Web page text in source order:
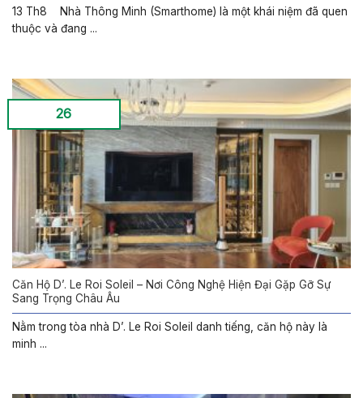
13 Th8 Nhà Thông Minh (Smarthome) là một khái niệm đã quen
thuộc và đang ...
Căn Hộ D’. Le Roi Soleil – Nơi Công Nghệ Hiện Đại Gặp Gỡ Sự
Sang Trọng Châu Âu
Nằm trong tòa nhà D’. Le Roi Soleil danh tiếng, căn hộ này là
minh ...
26